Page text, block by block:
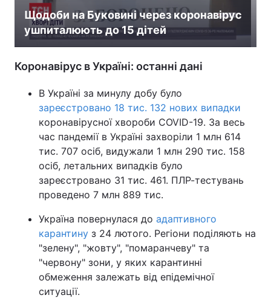
Щодоби на Буковині через коронавірус
ушпиталюють до 15 дітей
Коронавірус в Україні: останні дані
В Україні за минулу добу було
зареєстровано 18 тис. 132 нових випадки
коронавірусної хвороби COVID-19. За весь
час пандемії в Україні захворіли 1 млн 614
тис. 707 осіб, видужали 1 млн 290 тис. 158
осіб, летальних випадків було
зареєстровано 31 тис. 461. ПЛР-тестувань
проведено 7 млн 889 тис.
Україна повернулася до адаптивного
карантину з 24 лютого. Регіони поділяють на
"зелену", "жовту", "помаранчеву" та
"червону" зони, у яких карантинні
обмеження залежать від епідемічної
ситуації.